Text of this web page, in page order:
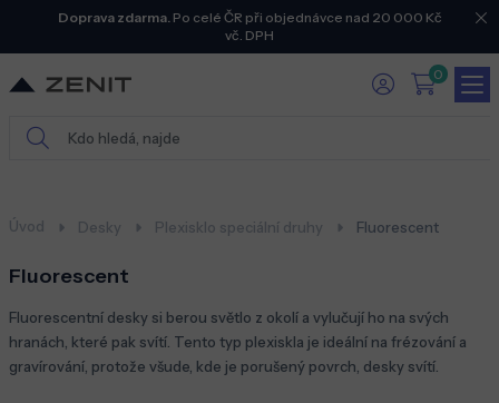
Doprava zdarma.Po celé ČR při objednávce nad 20 000 Kč
vč. DPH
0
Úvod Desky Plexisklo speciální druhy Fluorescent
Fluorescent
Fluorescentní desky si berou světlo z okolí a vylučují ho na svých
hranách, které pak svítí. Tento typ plexiskla je ideální na frézování a
gravírování, protože všude, kde je porušený povrch, desky svítí.